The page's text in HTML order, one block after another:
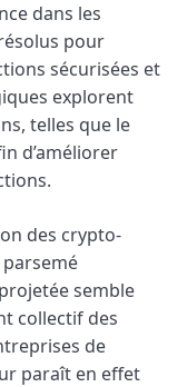
dans les
pour
sécurisées et
explorent
telles que le
d’améliorer
des crypto-
semble
collectif des
de
paraît en effet